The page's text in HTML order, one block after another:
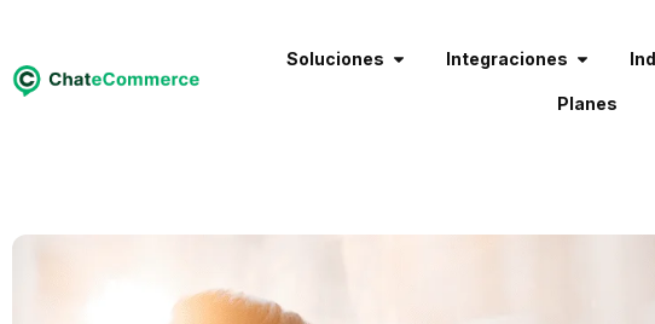
Soluciones Integraciones
Planes